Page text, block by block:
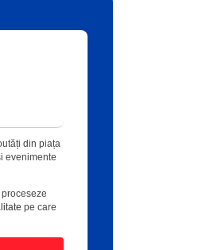
din piața
evenimente
pe care